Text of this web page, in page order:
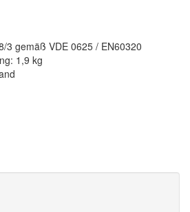
3 gemäß VDE 0625 / EN60320
1,9 kg